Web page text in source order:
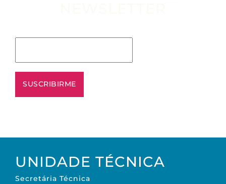
UNIDADE TÉCNICA
Secretária Técnica